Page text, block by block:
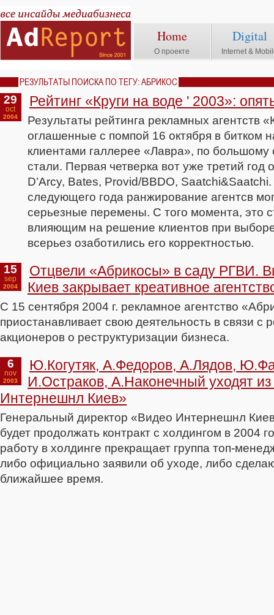
Home
О проекте
Digital
Internet &
РЕЗУЛЬТАТЫ ПОИСКА ПО ТЕГУ: АБРИКОС
29
oct
2004
Рейтинг «Круги на воде ' 2003»:
Результаты рейтинга рекламных агентств
оглашенные с помпой 16 октября в битком
клиентами галлерее «Лавра», по большому
стали. Первая четверка вот уже третий год
D’Arcy, Вates, Provid/BBDO,
следующего года ранжирование агентсв
серьезные перемены. С того момента, это
влияющим на решение клиентов при
всерьез озаботились его корректностью.
15
sep
2004
Отцвели «Абрикосы» в саду РГВИ.
Киев закрывает креативное
С 15 сентября 2004 г. рекламное агентство
приостанавливает свою деятельность в связи с
акционеров о реструктуризации бизнеса.
6
nov
2003
Ю.Когутяк, А.Федоров, А.Лядов,
И.Остраков, А.Наконечный уходят
Интернешнл Киев»
Генеральный директор «Видео Интернешнл
будет продолжать контракт с холдингом в 2004
работу в холдинге прекращает группа топ-
либо официально заявили об уходе, либо
ближайшее время.